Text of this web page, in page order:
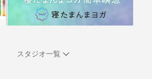
スタジオ一覧